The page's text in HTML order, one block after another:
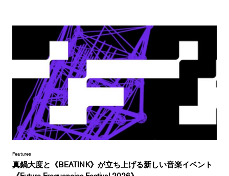
Features
真鍋大度と《BEATINK》が立ち上げる新しい音楽イベント